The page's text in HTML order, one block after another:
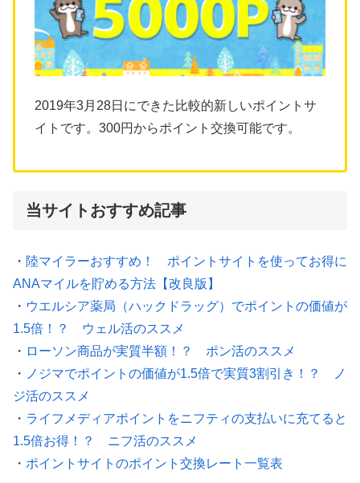
2019年3月28日にできた比較的新しいポイントサ
イトです。300円からポイント交換可能です。
当サイトおすすめ記事
・ 陸マイラーおすすめ！ ポイントサイトを使ってお得に
ANAマイルを貯める方法【改良版】
・ ウエルシア薬局（ハックドラッグ）でポイントの価値が
1.5倍！？ ウェル活のススメ
・ ローソン商品が実質半額！？ ポン活のススメ
・ ノジマでポイントの価値が1.5倍で実質3割引き！？ ノ
ジ活のススメ
・ ライフメディアポイントをニフティの支払いに充てると
1.5倍お得！？ ニフ活のススメ
・ ポイントサイトのポイント交換レート一覧表